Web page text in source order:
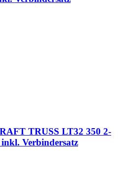
TRUSS LT32 350 2-
Verbindersatz